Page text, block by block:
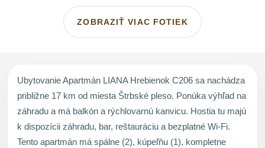
ZOBRAZIŤ VIAC FOTIEK
Ubytovanie Apartmán LIANA Hrebienok C206 sa nachádza
približne 17 km od miesta Štrbské pleso. Ponúka výhľad na
záhradu a má balkón a rýchlovarnú kanvicu. Hostia tu majú
k dispozícii záhradu, bar, reštauráciu a bezplatné Wi-Fi.
Tento apartmán má spálne (2), kúpeľňu (1), kompletne